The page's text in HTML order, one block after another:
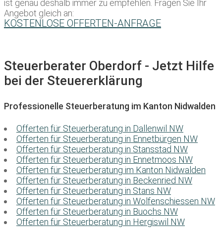
ist genau deshalb immer zu empfehlen. Fragen Sie Ihr
Angebot gleich an:
KOSTENLOSE OFFERTEN-ANFRAGE
Steuerberater Oberdorf - Jetzt Hilfe
bei der Steuererklärung
Professionelle Steuerberatung im Kanton Nidwalden
Offerten für Steuerberatung in Dallenwil NW
Offerten für Steuerberatung in Ennetbürgen NW
Offerten für Steuerberatung in Stansstad NW
Offerten für Steuerberatung in Ennetmoos NW
Offerten für Steuerberatung im Kanton Nidwalden
Offerten für Steuerberatung in Beckenried NW
Offerten für Steuerberatung in Stans NW
Offerten für Steuerberatung in Wolfenschiessen NW
Offerten für Steuerberatung in Buochs NW
Offerten für Steuerberatung in Hergiswil NW